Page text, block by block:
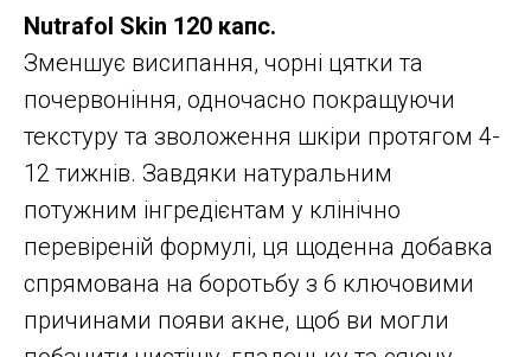
Nutrafol Skin 120 капс.
Зменшує висипання, чорні цятки та
почервоніння, одночасно покращуючи
текстуру та зволоження шкіри протягом 4-
12 тижнів. Завдяки натуральним
потужним інгредієнтам у клінічно
перевіреній формулі, ця щоденна добавка
спрямована на боротьбу з 6 ключовими
причинами появи акне, щоб ви могли